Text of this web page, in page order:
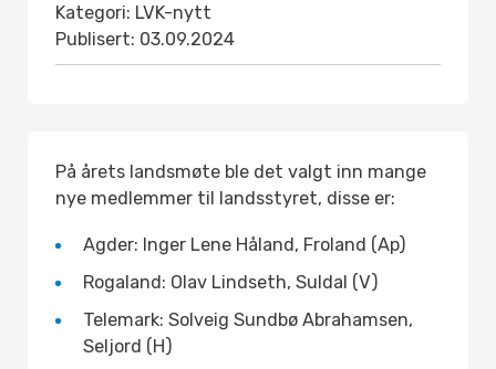
På årets landsmøte ble det valgt inn mange
nye medlemmer til landsstyret, disse er:
Agder: Inger Lene Håland, Froland (Ap)
Rogaland: Olav Lindseth, Suldal (V)
Telemark: Solveig Sundbø Abrahamsen,
Seljord (H)
Kategori: LVK-nytt
Publisert: 03.09.2024